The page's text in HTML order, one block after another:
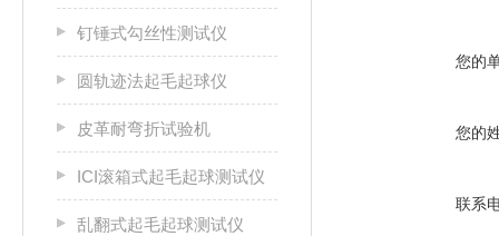
钉锤式勾丝性测试仪
圆轨迹法起毛起球仪
皮革耐弯折试验机
ICI滚箱式起毛起球测试仪
乱翻式起毛起球测试仪
您的
您的
联系